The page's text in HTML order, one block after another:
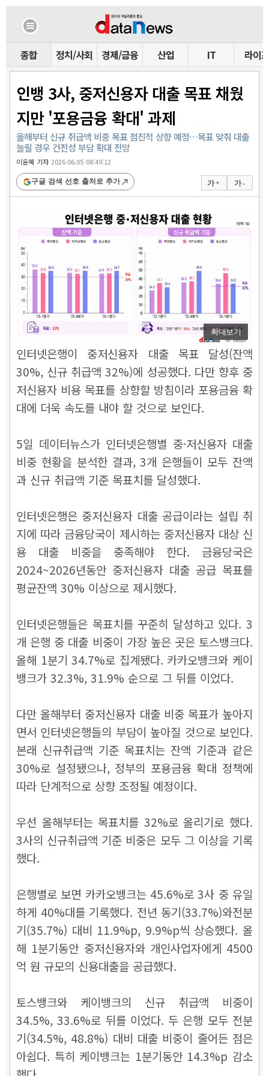
종합 정치/사회 경제/금융 산업 IT 라이프
인뱅 3사, 중저신용자 대출 목표 채웠
지만 '포용금융 확대' 과제
올해부터 신규 취급액 비중 목표 점진적 상향 예정…목표 맞춰 대출
늘릴 경우 건전성 부담 확대 전망
이윤혜 기자2026.06.05 08:49:12
가 + 가 -
구글 검색 선호 출처로 추가
확대보기
인터넷은행이 중저신용자 대출 목표 달성(잔액
30%, 신규 취급액 32%)에 성공했다. 다만 향후 중
저신용자 비용 목표를 상향할 방침이라 포용금융 확
대에 더욱 속도를 내야 할 것으로 보인다.
5일 데이터뉴스가 인터넷은행별 중·저신용자 대출
비중 현황을 분석한 결과, 3개 은행들이 모두 잔액
과 신규 취급액 기준 목표치를 달성했다.
인터넷은행은 중저신용자 대출 공급이라는 설립 취
지에 따라 금융당국이 제시하는 중저신용자 대상 신
용 대출 비중을 충족해야 한다. 금융당국은
2024~2026년동안 중저신용자 대출 공급 목표를
평균잔액 30% 이상으로 제시했다.
인터넷은행들은 목표치를 꾸준히 달성하고 있다. 3
개 은행 중 대출 비중이 가장 높은 곳은 토스뱅크다.
올해 1분기 34.7%로 집계됐다. 카카오뱅크와 케이
뱅크가 32.3%, 31.9% 순으로 그 뒤를 이었다.
다만 올해부터 중저신용자 대출 비중 목표가 높아지
면서 인터넷은행들의 부담이 높아질 것으로 보인다.
본래 신규취급액 기준 목표치는 잔액 기준과 같은
30%로 설정됐으나, 정부의 포용금융 확대 정책에
따라 단계적으로 상향 조정될 예정이다.
우선 올해부터는 목표치를 32%로 올리기로 했다.
3사의 신규취급액 기준 비중은 모두 그 이상을 기록
했다.
은행별로 보면 카카오뱅크는 45.6%로 3사 중 유일
하게 40%대를 기록했다. 전년 동기(33.7%)와전분
기(35.7%) 대비 11.9%p, 9.9%p씩 상승했다. 올
해 1분기동안 중저신용자와 개인사업자에게 4500
억 원 규모의 신용대출을 공급했다.
토스뱅크와 케이뱅크의 신규 취급액 비중이
34.5%, 33.6%로 뒤를 이었다. 두 은행 모두 전분
기(34.5%, 48.8%) 대비 대출 비중이 줄어든 점은
아쉽다. 특히 케이뱅크는 1분기동안 14.3%p 감소